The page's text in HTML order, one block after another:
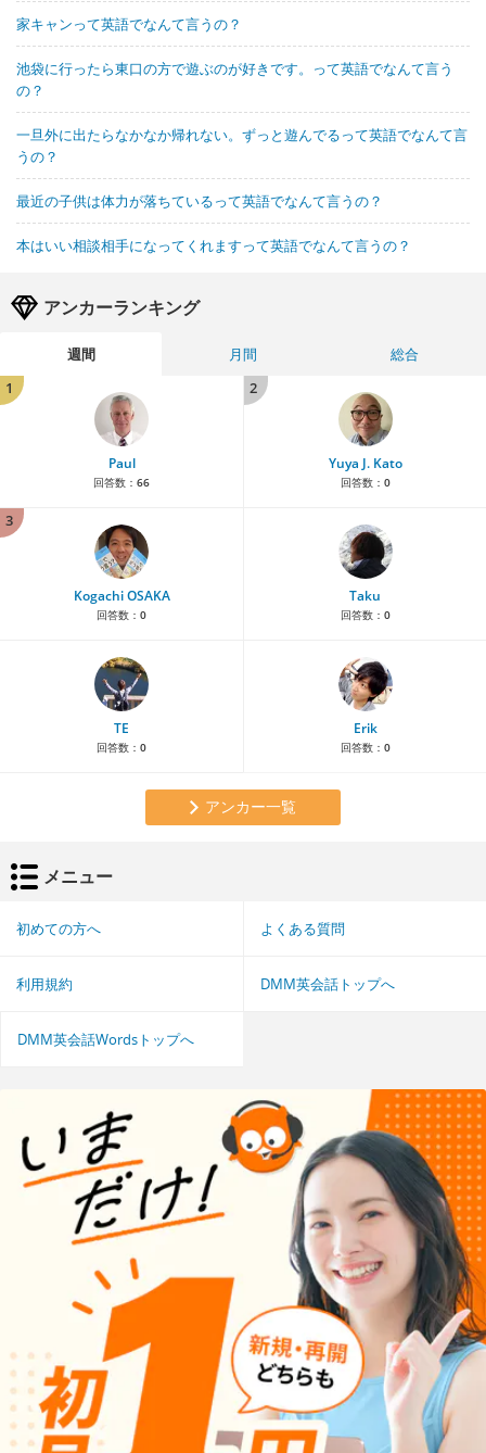
家キャンって英語でなんて言うの？
池袋に行ったら東口の方で遊ぶのが好きです。って英語でなんて言う
の？
一旦外に出たらなかなか帰れない。ずっと遊んでるって英語でなんて言
うの？
最近の子供は体力が落ちているって英語でなんて言うの？
本はいい相談相手になってくれますって英語でなんて言うの？
アンカーランキング
週間 月間
総合
1
Paul
回答数： 66
2
Yuya J. Kato
回答数： 0
3
Kogachi OSAKA
回答数： 0
Taku
回答数： 0
TE
回答数： 0
Erik
回答数： 0
アンカー一覧
メニュー
初めての方へ よくある質問
利用規約 DMM英会話トップへ
DMM英会話Wordsトップへ